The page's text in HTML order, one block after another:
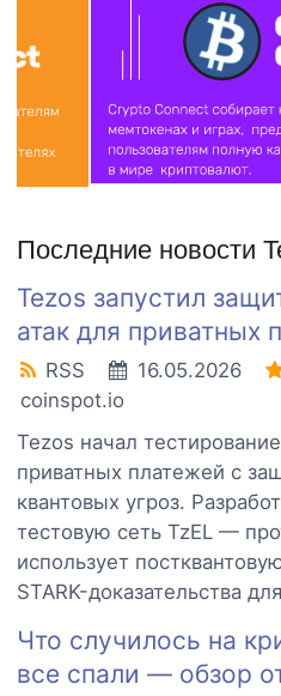
Последние новости
Tezos запустил
атак для приватных
RSS 16.05.2026
coinspot.io
Tezos начал
приватных платежей с
квантовых угроз.
тестовую сеть TzEL —
использует
STARK-доказательства
Что случилось на
все спали — обзор